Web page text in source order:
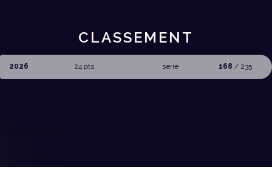
CLASSEMENT
2026 24 pts. serie 168 / 235